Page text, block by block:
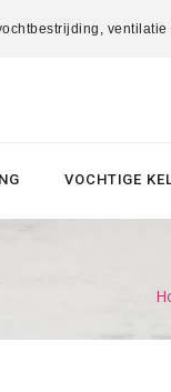
VOCHTIGE